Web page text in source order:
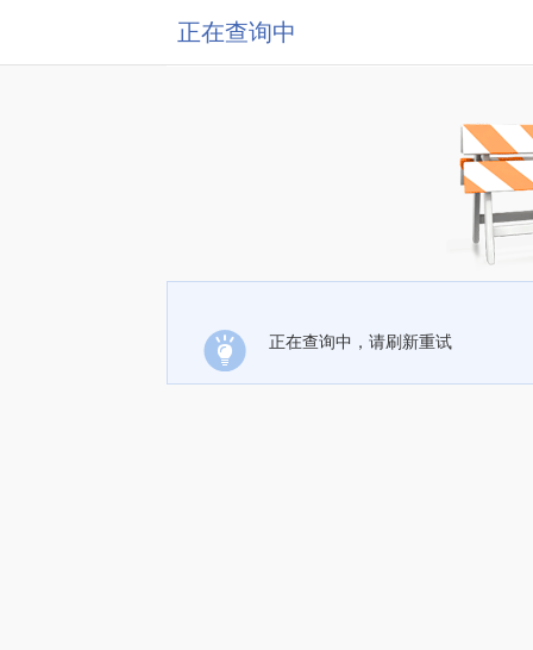
正在查询中
正在查询中，请刷新重试